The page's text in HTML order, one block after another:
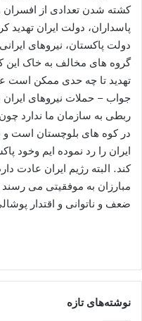
کشته شدن تعدادی از افسران
پاسداران، دولت ایران
دولت پاکستان، نیروهای
گروه های مخالف به خاک این
تهدید تا چه حدی ممکن است
جواب – حملات نیروهای ایران
ربطی به سازمان ما ندارد
در کوه های بلوچستان است و
ایران را رد نموده ایم وخود
کند. البته رژیم ايران عادت
مبارزان به موفقیتی می رسند
ضعف و ناتوانی و اقتدار
نوشته‌های تازه